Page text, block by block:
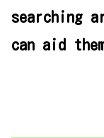
searching
can aid